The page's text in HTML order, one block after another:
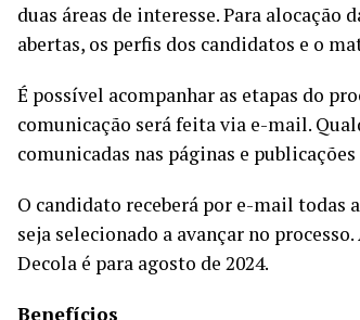
duas áreas de interesse. Para alocação
abertas, os perfis dos candidatos e o
É possível acompanhar as etapas do
comunicação será feita via e-mail.
comunicadas nas páginas e
O candidato receberá por e-mail todas
seja selecionado a avançar no
Decola é para agosto de 2024.
Benefícios